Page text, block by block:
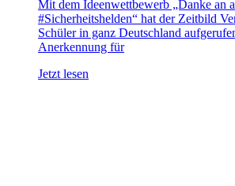
Mit dem Ideenwettbewerb „Danke an
#Sicherheitshelden“ hat der Zeitbild
Schüler in ganz Deutschland
Anerkennung für
Jetzt lesen